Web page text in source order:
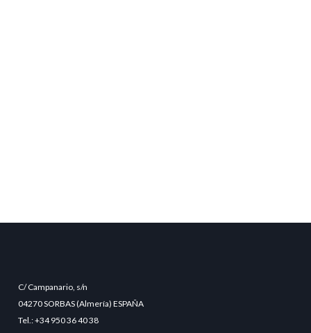
C/ Campanario, s/n
04270 SORBAS (Almería) ESPAÑA
Tel.: +34 950 36 40 38